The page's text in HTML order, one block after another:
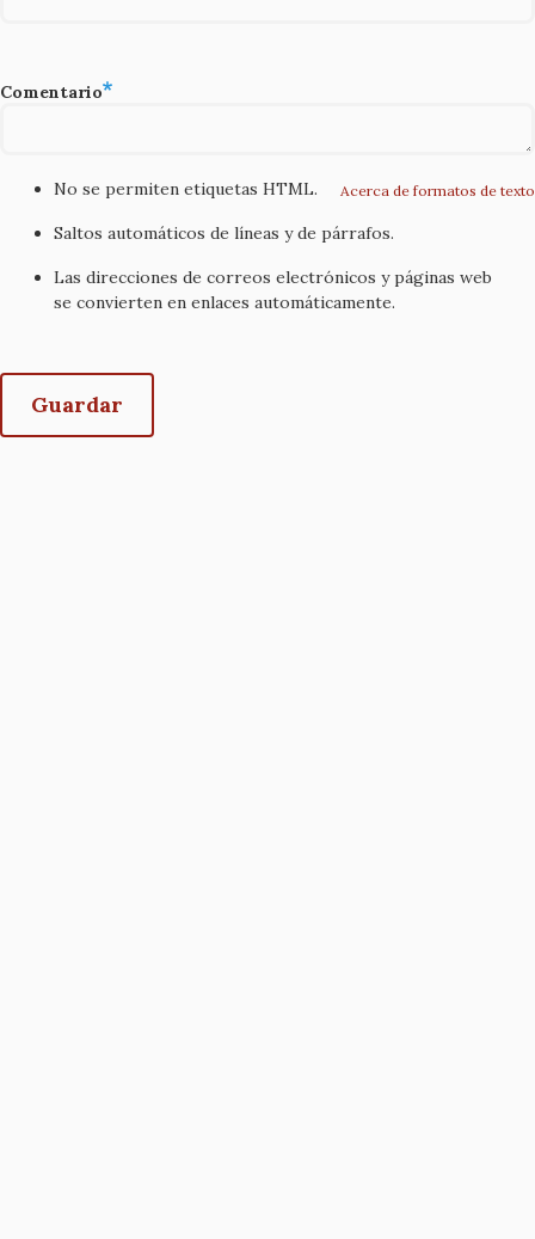
Comentario
Acerca de formatos de texto
No se permiten etiquetas HTML.
Saltos automáticos de líneas y de párrafos.
Las direcciones de correos electrónicos y páginas web
se convierten en enlaces automáticamente.